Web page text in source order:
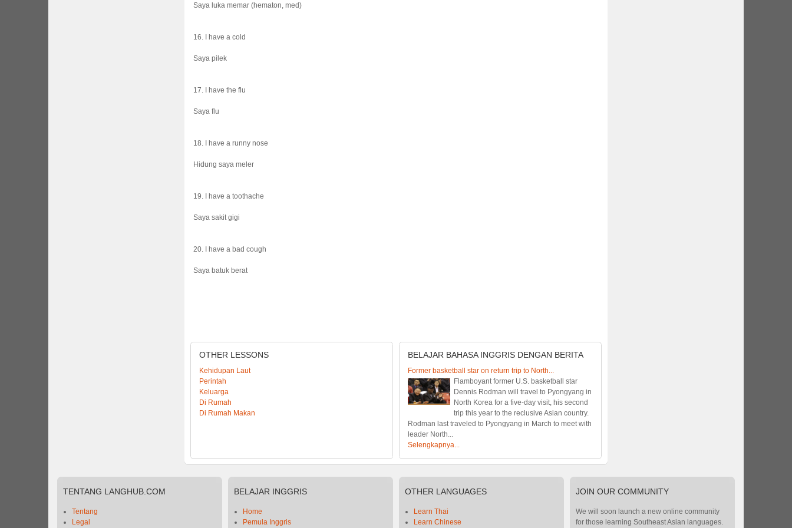
Saya luka memar (hematon, med)
16. I have a cold
Saya pilek
17. I have the flu
Saya flu
18. I have a runny nose
Hidung saya meler
19. I have a toothache
Saya sakit gigi
20. I have a bad cough
Saya batuk berat
OTHER LESSONS
Kehidupan Laut
Perintah
Keluarga
Di Rumah
Di Rumah Makan
BELAJAR BAHASA INGGRIS DENGAN BERITA
Former basketball star on return trip to North...
Flamboyant former U.S. basketball star
Dennis Rodman will travel to Pyongyang in
North Korea for a five-day visit, his second
trip this year to the reclusive Asian country.
Rodman last traveled to Pyongyang in March to meet with
leader North...
Selengkapnya...
TENTANG LANGHUB.COM
Tentang
Legal
BELAJAR INGGRIS
Home
Pemula Inggris
OTHER LANGUAGES
Learn Thai
Learn Chinese
JOIN OUR COMMUNITY
We will soon launch a new online community
for those learning Southeast Asian languages.